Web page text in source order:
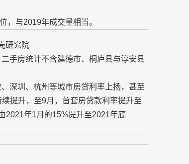
，与2019年成交量相当。
研究院
手房统计不含建德市、桐庐县与淳安县
深圳、杭州等城市房贷利率上扬，甚至
提升，至9月，首套房贷款利率提升至
2021年1月的15%提升至2021年底